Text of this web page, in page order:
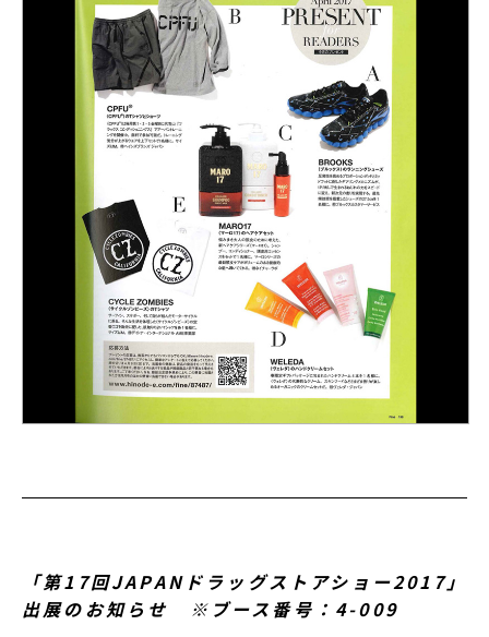
「第17回JAPANドラッグストアショー2017」
出展のお知らせ ※ブース番号：4-009